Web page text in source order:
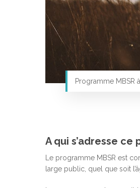
Programme MBSR
A qui s’adresse ce
Le programme MBSR est
large public, quel que soit